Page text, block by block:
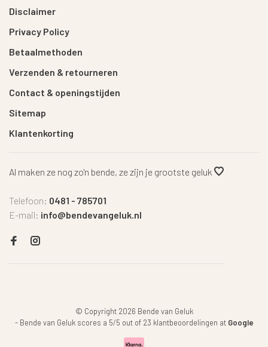
Disclaimer
Privacy Policy
Betaalmethoden
Verzenden & retourneren
Contact & openingstijden
Sitemap
Klantenkorting
Al maken ze nog zo'n bende, ze zijn je grootste geluk
Telefoon: 0481 - 785701
E-mail: info@bendevangeluk.nl
© Copyright 2026 Bende van Geluk
- Bende van Geluk scores a 5/5 out of 23 klantbeoordelingen at Google